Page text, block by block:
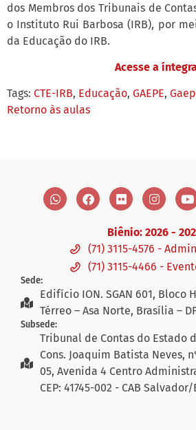
dos Membros dos Tribunais de
o Instituto Rui Barbosa (IRB), por
da Educação do IRB.
Acesse a
Tags: CTE-IRB, Educação, GAEPE,
Retorno às aulas
Biênio: 2026 -
(71) 3115-4576 -
(71) 3115-4466 -
Sede:
Edifício ION. SGAN 601, Bloco
Térreo – Asa Norte, Brasília –
Subsede:
Tribunal de Contas do Estado
Cons. Joaquim Batista Neves,
05, Avenida 4 Centro
CEP: 41745-002 - CAB Salvador/